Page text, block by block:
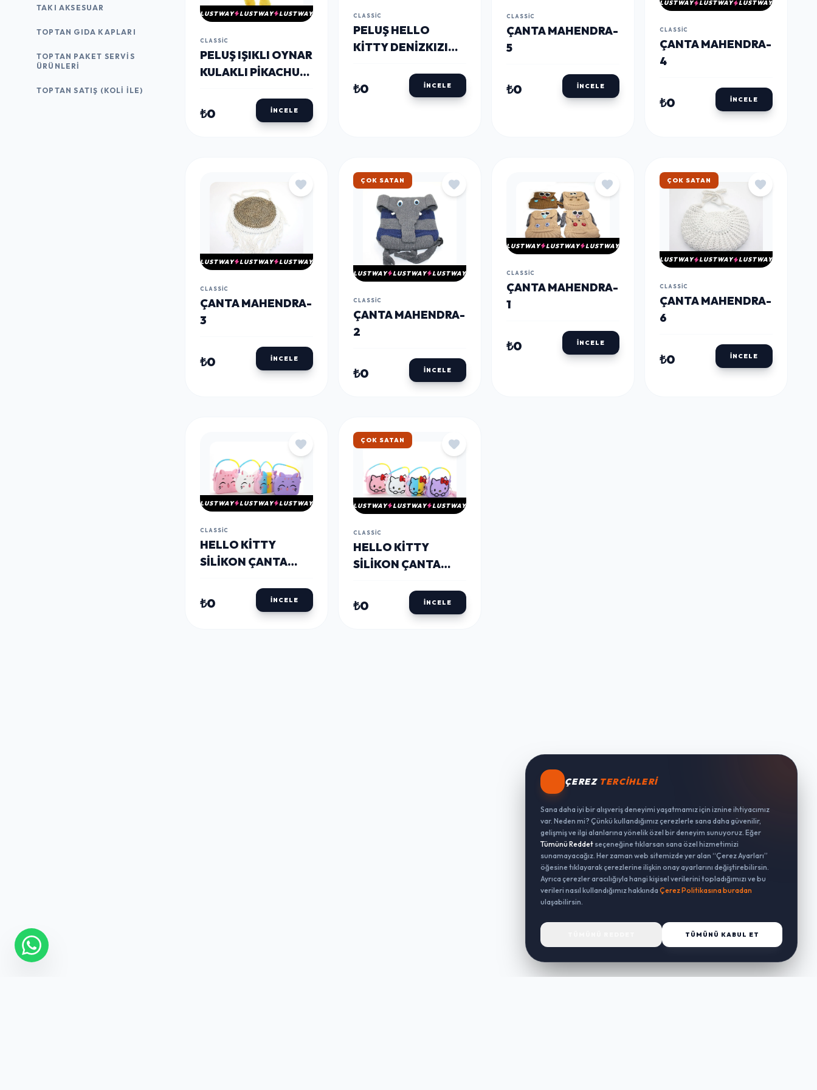
TAKI AKSESUAR
TOPTAN GIDA KAPLARI
TOPTAN PAKET SERVIS
ÜRÜNLERI
TOPTAN SATIŞ (KOLI İLE)
LUSTWAY LUSTWAY LUSTWAY
CLASSIC
PELUŞ IŞIKLI OYNAR
KULAKLI PIKACHU
ALK3009
₺0 İNCELE
CLASSIC
PELUŞ HELLO
KITTY DENIZKIZI
ALK3003
₺0 İNCELE
CLASSIC
ÇANTA MAHENDRA-
5
₺0 İNCELE
LUSTWAY LUSTWAY LUSTWAY
CLASSIC
ÇANTA MAHENDRA-
4
₺0 İNCELE
LUSTWAY LUSTWAY LUSTWAY
CLASSIC
ÇANTA MAHENDRA-
3
₺0 İNCELE
ÇOK SATAN
LUSTWAY LUSTWAY LUSTWAY
CLASSIC
ÇANTA MAHENDRA-
2
₺0 İNCELE
LUSTWAY LUSTWAY LUSTWAY
CLASSIC
ÇANTA MAHENDRA-
1
₺0 İNCELE
ÇOK SATAN
LUSTWAY LUSTWAY LUSTWAY
CLASSIC
ÇANTA MAHENDRA-
6
₺0 İNCELE
LUSTWAY LUSTWAY LUSTWAY
CLASSIC
HELLO KITTY
SILIKON ÇANTA
₺0 İNCELE
ÇOK SATAN
LUSTWAY LUSTWAY LUSTWAY
CLASSIC
HELLO KITTY
SILIKON ÇANTA
₺0 İNCELE
ÇEREZ TERCIHLERI
Sana daha iyi bir alışveriş deneyimi yaşatmamız için iznine ihtiyacımız
var. Neden mi? Çünkü kullandığımız çerezlerle sana daha güvenilir,
gelişmiş ve ilgi alanlarına yönelik özel bir deneyim sunuyoruz. Eğer
Tümünü Reddet seçeneğine tıklarsan sana özel hizmetimizi
sunamayacağız. Her zaman web sitemizde yer alan “Çerez Ayarları”
öğesine tıklayarak çerezlerine ilişkin onay ayarlarını değiştirebilirsin.
Ayrıca çerezler aracılığıyla hangi kişisel verilerini topladığımızı ve bu
verileri nasıl kullandığımız hakkında Çerez Politikasına buradan
ulaşabilirsin.
TÜMÜNÜ KABUL ET